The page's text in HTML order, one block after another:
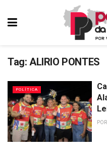
Tag: ALIRIO PONTES
POLÍTICA
POR